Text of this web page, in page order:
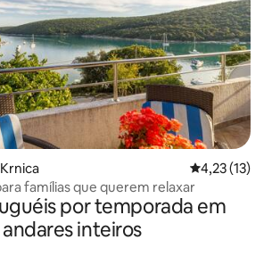
4,23 de uma
4,23 (13)
Casa Rajko ideal para famílias que querem relaxar
por temporada em
andares inteiros